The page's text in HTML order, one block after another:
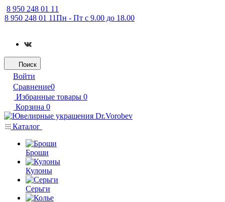
8 950 248 01 11
8 950 248 01 11Пн - Пт с 9.00 до 18.00
Поиск
Войти
Сравнение0
Избранные товары 0
Корзина 0
Каталог
Броши
Кулоны
Серьги